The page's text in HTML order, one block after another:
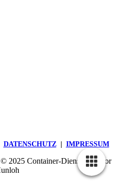
DATEN­SCHUTZ| IMPRESSUM
2025 Container-Dienst Theodor